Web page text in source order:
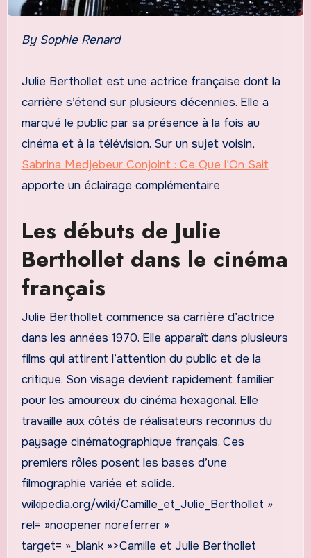
By Sophie Renard
Julie Berthollet est une actrice française dont la
carrière s’étend sur plusieurs décennies. Elle a
marqué le public par sa présence à la fois au
cinéma et à la télévision. Sur un sujet voisin,
Sabrina Medjebeur Conjoint : Ce Que l'On Sait
apporte un éclairage complémentaire
Les débuts de Julie
Berthollet dans le cinéma
français
Julie Berthollet commence sa carrière d’actrice
dans les années 1970. Elle apparaît dans plusieurs
films qui attirent l’attention du public et de la
critique. Son visage devient rapidement familier
pour les amoureux du cinéma hexagonal. Elle
travaille aux côtés de réalisateurs reconnus du
paysage cinématographique français. Ces
premiers rôles posent les bases d’une
filmographie variée et solide.
wikipedia.org/wiki/Camille_et_Julie_Berthollet »
rel= »noopener noreferrer »
target= »_blank »>Camille et Julie Berthollet